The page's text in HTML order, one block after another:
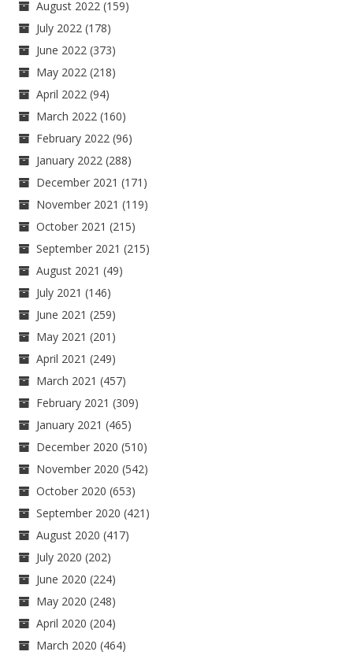
August 2022 (159)
July 2022 (178)
June 2022 (373)
May 2022 (218)
April 2022 (94)
March 2022 (160)
February 2022 (96)
January 2022 (288)
December 2021 (171)
November 2021 (119)
October 2021 (215)
September 2021 (215)
August 2021 (49)
July 2021 (146)
June 2021 (259)
May 2021 (201)
April 2021 (249)
March 2021 (457)
February 2021 (309)
January 2021 (465)
December 2020 (510)
November 2020 (542)
October 2020 (653)
September 2020 (421)
August 2020 (417)
July 2020 (202)
June 2020 (224)
May 2020 (248)
April 2020 (204)
March 2020 (464)